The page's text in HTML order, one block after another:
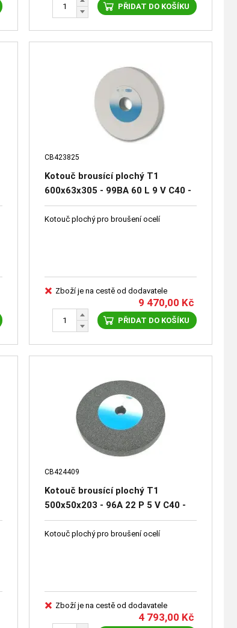
PŘIDAT DO KOŠÍKU
CB423825
Kotouč brousící plochý T1
600x63x305 - 99BA 60 L 9 V C40 -
41651-2756
Kotouč plochý pro broušení ocelí
Zboží je na cestě od dodavatele
9 470,00 Kč
PŘIDAT DO KOŠÍKU
CB424409
Kotouč brousící plochý T1
500x50x203 - 96A 22 P 5 V C40 -
41671-0736
Kotouč plochý pro broušení ocelí
Zboží je na cestě od dodavatele
4 793,00 Kč